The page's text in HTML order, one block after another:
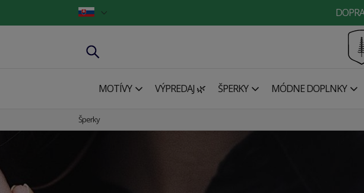
MOTÍVY VÝPREDAJ 🌿 ŠPERKY MÓDNE DOPLNKY
Šperky